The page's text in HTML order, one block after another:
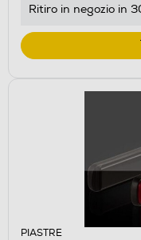
Ritiro in negozio in
PIASTRE